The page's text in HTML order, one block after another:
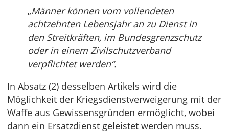
„Männer können vom vollendeten
achtzehnten Lebensjahr an zu Dienst in
den Streitkräften, im Bundesgrenzschutz
oder in einem Zivilschutzverband
verpflichtet werden“.
In Absatz (2) desselben Artikels wird die
Möglichkeit der Kriegsdienstverweigerung mit der
Waffe aus Gewissensgründen ermöglicht, wobei
dann ein Ersatzdienst geleistet werden muss.